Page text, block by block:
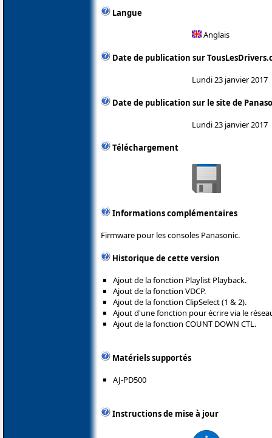
Langue
Anglais
Date de publication sur
Lundi 23 janvier 2017
Date de publication sur le site de
Lundi 23 janvier 2017
Téléchargement
Informations complémentaires
Firmware pour les consoles Panasonic.
Historique de cette version
Ajout de la fonction Playlist Playback.
Ajout de la fonction VDCP.
Ajout de la fonction ClipSelect (1 & 2).
Ajout d'une fonction pour écrire via le
Ajout de la fonction COUNT DOWN CTL.
Matériels supportés
AJ-PD500
Instructions de mise à jour